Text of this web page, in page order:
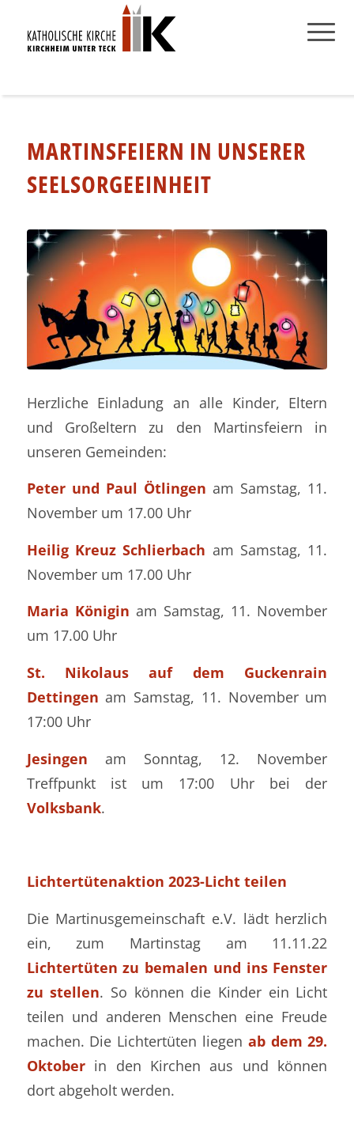
MARTINSFEIERN IN UNSERER
SEELSORGEEINHEIT
Herzliche Einladung an alle Kinder, Eltern
und Großeltern zu den Martinsfeiern in
unseren Gemeinden:
Peter und Paul Ötlingen am Samstag, 11.
November um 17.00 Uhr
Heilig Kreuz Schlierbach am Samstag, 11.
November um 17.00 Uhr
Maria Königin am Samstag, 11. November
um 17.00 Uhr
St. Nikolaus auf dem Guckenrain
Dettingen am Samstag, 11. November um
17:00 Uhr
Jesingen am Sonntag, 12. November
Treffpunkt ist um 17:00 Uhr bei der
Volksbank.
Lichtertütenaktion 2023-Licht teilen
Die Martinusgemeinschaft e.V. lädt herzlich
ein, zum Martinstag am 11.11.22
Lichtertüten zu bemalen und ins Fenster
zu stellen. So können die Kinder ein Licht
teilen und anderen Menschen eine Freude
machen. Die Lichtertüten liegen ab dem 29.
Oktoberin den Kirchen aus und können
dort abgeholt werden.